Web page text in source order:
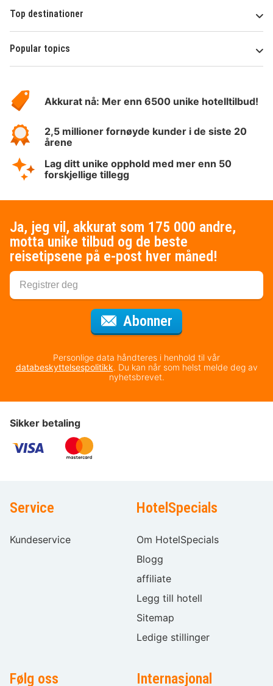
Top destinationer
Popular topics
Hotelspecials
Akkurat nå: Mer enn 6500 unike hotelltilbud!
2,5 millioner fornøyde kunder i de siste 20
årene
Lag ditt unike opphold med mer enn 50
forskjellige tillegg
Ja, jeg vil, akkurat som 175 000 andre,
motta unike tilbud og de beste
reisetipsene på e-post hver måned!
Abonner
Personlige data håndteres i henhold til vår
databeskyttelsespolitikk. Du kan når som helst melde deg av
nyhetsbrevet.
Sikker betaling
Service
Kundeservice
HotelSpecials
Om HotelSpecials
Blogg
affiliate
Legg till hotell
Sitemap
Ledige stillinger
Følg oss Internasjonal